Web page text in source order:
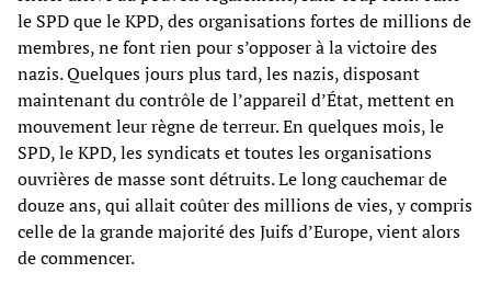
le SPD que le KPD, des organisations fortes de millions de
membres, ne font rien pour s’opposer à la victoire des
nazis. Quelques jours plus tard, les nazis, disposant
maintenant du contrôle de l’appareil d’État, mettent en
mouvement leur règne de terreur. En quelques mois, le
SPD, le KPD, les syndicats et toutes les organisations
ouvrières de masse sont détruits. Le long cauchemar de
douze ans, qui allait coûter des millions de vies, y compris
celle de la grande majorité des Juifs d’Europe, vient alors
de commencer.